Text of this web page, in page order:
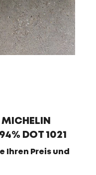
DOT 1021
Ihren Preis und